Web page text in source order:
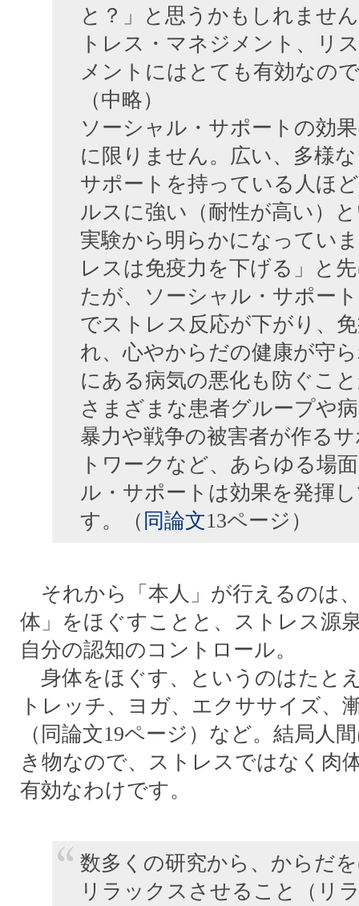
と？」と思うかもしれませ
トレス・マネジメント、リ
メントにはとても有効なの
（中略）
ソーシャル・サポートの効
に限りません。広い、多様
サポートを持っている人ほ
ルスに強い（耐性が高い）
実験から明らかになってい
レスは免疫力を下げる」と
たが、ソーシャル・サポー
でストレス反応が下がり、
れ、心やからだの健康が守
にある病気の悪化も防ぐこ
さまざまな患者グループや
暴力や戦争の被害者が作る
トワークなど、あらゆる場
ル・サポートは効果を発揮
す。（ 同論文13ページ）
それから「本人」が行えるのは
体」をほぐすことと、ストレス源
自分の認知のコントロール。
身体をほぐす、というのはたと
トレッチ、ヨガ、エクササイズ、
（同論文19ページ）など。結局人
き物なので、ストレスではなく肉
有効なわけです。
数多くの研究から、からだ
リラックスさせること（リ